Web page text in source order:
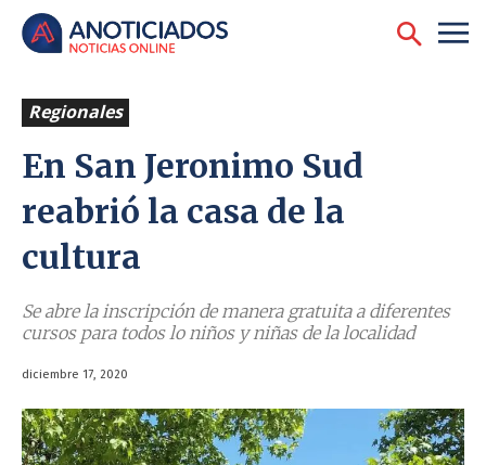
Regionales
En San Jeronimo Sud
reabrió la casa de la
cultura
Se abre la inscripción de manera gratuita a diferentes
cursos para todos lo niños y niñas de la localidad
diciembre 17, 2020